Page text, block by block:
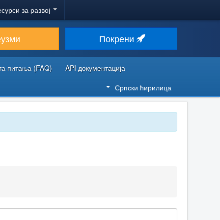
за развој
Покрени
питања (FAQ)
API документација
Српски ћирилица